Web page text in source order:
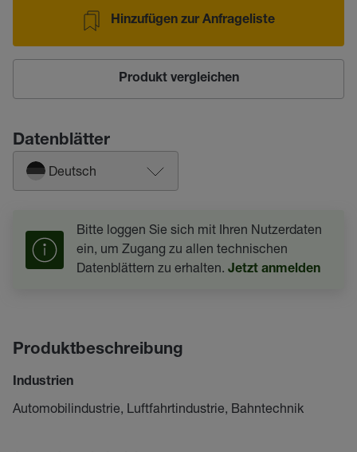
Hinzufügen zur Anfrageliste
Produkt vergleichen
Datenblätter
Deutsch
Bitte loggen Sie sich mit Ihren Nutzerdaten
ein, um Zugang zu allen technischen
Datenblättern zu erhalten. Jetzt anmelden
Produktbeschreibung
Industrien
Automobilindustrie, Luftfahrtindustrie, Bahntechnik